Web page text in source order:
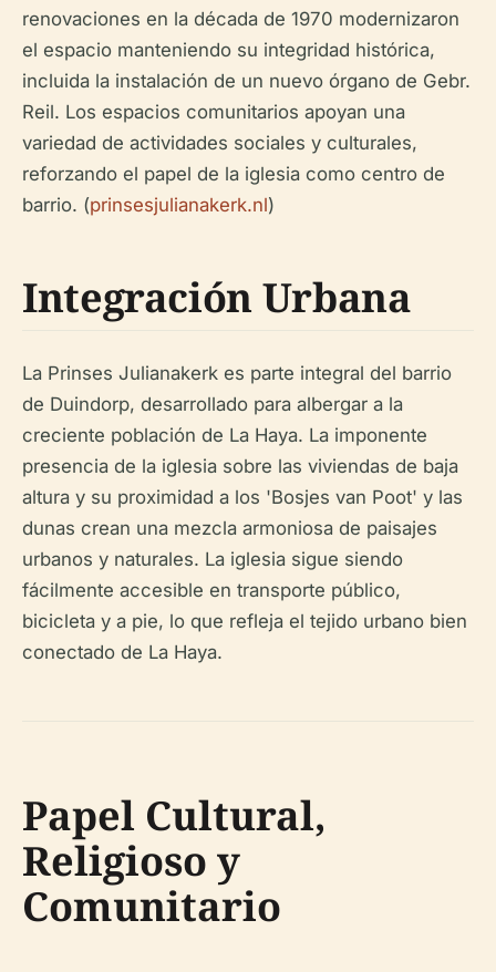
renovaciones en la década de 1970 modernizaron
el espacio manteniendo su integridad histórica,
incluida la instalación de un nuevo órgano de Gebr.
Reil. Los espacios comunitarios apoyan una
variedad de actividades sociales y culturales,
reforzando el papel de la iglesia como centro de
barrio. (prinsesjulianakerk.nl)
Integración Urbana
La Prinses Julianakerk es parte integral del barrio
de Duindorp, desarrollado para albergar a la
creciente población de La Haya. La imponente
presencia de la iglesia sobre las viviendas de baja
altura y su proximidad a los 'Bosjes van Poot' y las
dunas crean una mezcla armoniosa de paisajes
urbanos y naturales. La iglesia sigue siendo
fácilmente accesible en transporte público,
bicicleta y a pie, lo que refleja el tejido urbano bien
conectado de La Haya.
Papel Cultural,
Religioso y
Comunitario